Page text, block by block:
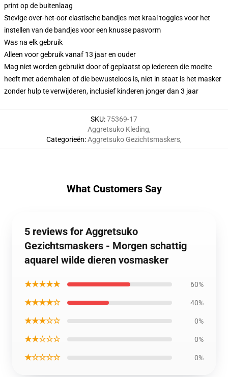
print op de buitenlaag
Stevige over-het-oor elastische bandjes met kraal toggles voor het
instellen van de bandjes voor een knusse pasvorm
Was na elk gebruik
Alleen voor gebruik vanaf 13 jaar en ouder
Mag niet worden gebruikt door of geplaatst op iedereen die moeite
heeft met ademhalen of die bewusteloos is, niet in staat is het masker
zonder hulp te verwijderen, inclusief kinderen jonger dan 3 jaar
SKU:75369-17
Categorieën:
Aggretsuko Kleding,
Aggretsuko Gezichtsmaskers,
What Customers Say
5 reviews for Aggretsuko
Gezichtsmaskers - Morgen schattig
aquarel wilde dieren vosmasker
★★★★★ 60%
★★★★☆ 40%
★★★☆☆ 0%
★★☆☆☆ 0%
★☆☆☆☆ 0%